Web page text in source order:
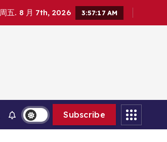
周五. 8 月 7th, 2026 3:57:18 AM
Subscribe